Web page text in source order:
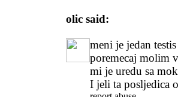
olic said:
meni je jedan
poremecaj molim
mi je uredu sa
I jeli ta posljedica